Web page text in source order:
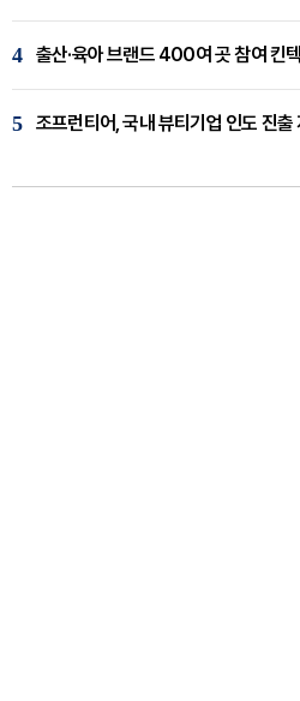
4 출산·육아 브랜드 400여 곳 참여 킨
5 조프런티어, 국내 뷰티기업 인도 진출